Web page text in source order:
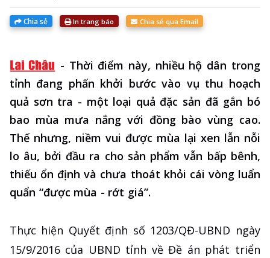
Chia sẻ In trang báo Chia sẻ qua Email
- Thời điểm này, nhiều hộ dân trong
tỉnh đang phấn khởi bước vào vụ thu hoạch
quả sơn tra - một loại quả đặc sản đã gắn bó
bao mùa mưa nắng với đồng bào vùng cao.
Thế nhưng, niềm vui được mùa lại xen lẫn nỗi
lo âu, bởi đầu ra cho sản phẩm vẫn bấp bênh,
thiếu ổn định và chưa thoát khỏi cái vòng luẩn
quẩn “được mùa - rớt giá”.
Thực hiện Quyết định số 1203/QĐ-UBND ngày
15/9/2016 của UBND tỉnh về Đề án phát triển